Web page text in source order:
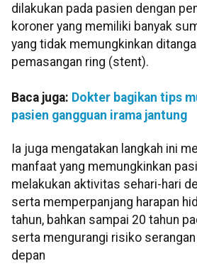
dilakukan pada pasien dengan
koroner yang memiliki banyak
yang tidak memungkinkan
pemasangan ring (stent).
Baca juga: Dokter bagikan tips
pasien gangguan irama jantung
Ia juga mengatakan langkah ini
manfaat yang memungkinkan
melakukan aktivitas sehari-hari
serta memperpanjang harapan
tahun, bahkan sampai 20 tahun
serta mengurangi risiko
depan